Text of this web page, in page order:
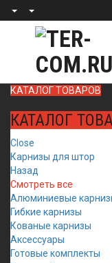
КАТАЛОГ ТОВАРОВ
КАТАЛОГ
Close
Карнизы для штор
Назад
Смотреть все
Алюминиевые
Гибкие карнизы
Кованые карнизы
Аксессуары
Готовые комплекты